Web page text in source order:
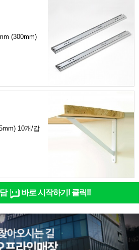
(300mm)
10개/갑
바로 시작하기! 클릭!!